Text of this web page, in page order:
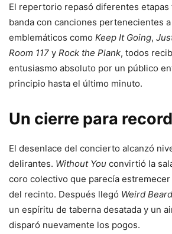
El repertorio repasó diferentes etapas
banda con canciones pertenecientes
emblemáticos como Keep It Going,
Room 117 y Rock the Plank, todos
entusiasmo absoluto por un público
principio hasta el último minuto.
Un cierre para
El desenlace del concierto alcanzó
delirantes. Without You convirtió la
coro colectivo que parecía estremecer
del recinto. Después llegó Weird Beard
un espíritu de taberna desatada y un
disparó nuevamente los pogos.